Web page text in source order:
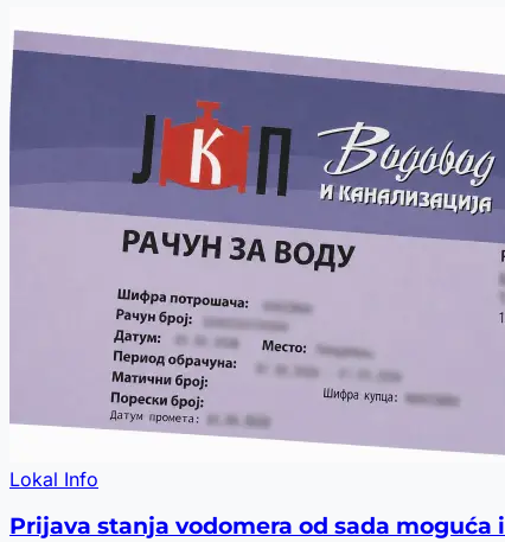
Lokal Info
Prijava stanja vodomera od sada